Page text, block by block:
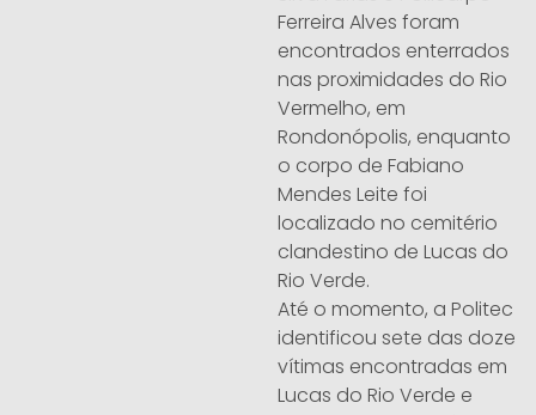
Ferreira Alves foram
encontrados enterrados
nas proximidades do Rio
Vermelho, em
Rondonópolis, enquanto
o corpo de Fabiano
Mendes Leite foi
localizado no cemitério
clandestino de Lucas do
Rio Verde.
Até o momento, a Politec
identificou sete das doze
vítimas encontradas em
Lucas do Rio Verde e